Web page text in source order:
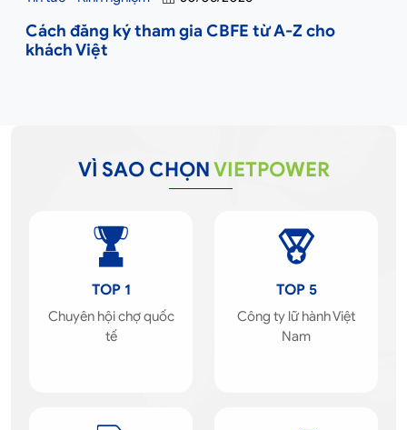
Cách đăng ký tham gia CBFE từ A-Z cho
khách Việt
VÌ SAO CHỌNVIETPOWER
TOP 1
Chuyên hội chợ quốc
tế
TOP 5
Công ty lữ hành Việt
Nam